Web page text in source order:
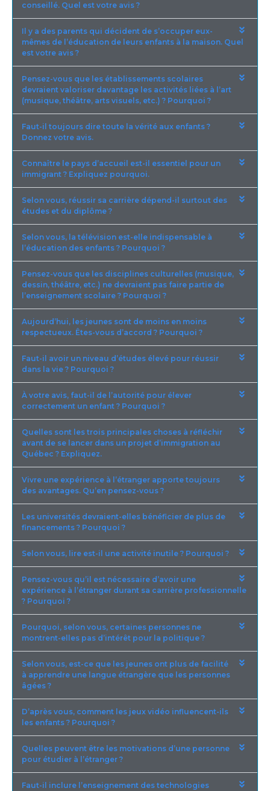
conseillé. Quel est votre avis ?
Il y a des parents qui décident de s’occuper eux-
mêmes de l’éducation de leurs enfants à la maison. Quel
est votre avis ?
Pensez-vous que les établissements scolaires
devraient valoriser davantage les activités liées à l’art
(musique, théâtre, arts visuels, etc.) ? Pourquoi ?
Faut-il toujours dire toute la vérité aux enfants ?
Donnez votre avis.
Connaître le pays d’accueil est-il essentiel pour un
immigrant ? Expliquez pourquoi.
Selon vous, réussir sa carrière dépend-il surtout des
études et du diplôme ?
Selon vous, la télévision est-elle indispensable à
l’éducation des enfants ? Pourquoi ?
Pensez-vous que les disciplines culturelles (musique,
dessin, théâtre, etc.) ne devraient pas faire partie de
l’enseignement scolaire ? Pourquoi ?
Aujourd’hui, les jeunes sont de moins en moins
respectueux. Êtes-vous d’accord ? Pourquoi ?
Faut-il avoir un niveau d’études élevé pour réussir
dans la vie ? Pourquoi ?
À votre avis, faut-il de l’autorité pour élever
correctement un enfant ? Pourquoi ?
Quelles sont les trois principales choses à réfléchir
avant de se lancer dans un projet d’immigration au
Québec ? Expliquez.
Vivre une expérience à l’étranger apporte toujours
des avantages. Qu’en pensez-vous ?
Les universités devraient-elles bénéficier de plus de
financements ? Pourquoi ?
Selon vous, lire est-il une activité inutile ? Pourquoi ?
Pensez-vous qu’il est nécessaire d’avoir une
expérience à l’étranger durant sa carrière professionnelle
? Pourquoi ?
Pourquoi, selon vous, certaines personnes ne
montrent-elles pas d’intérêt pour la politique ?
Selon vous, est-ce que les jeunes ont plus de facilité
à apprendre une langue étrangère que les personnes
âgées ?
D’après vous, comment les jeux vidéo influencent-ils
les enfants ? Pourquoi ?
Quelles peuvent être les motivations d’une personne
pour étudier à l’étranger ?
Faut-il inclure l’enseignement des technologies